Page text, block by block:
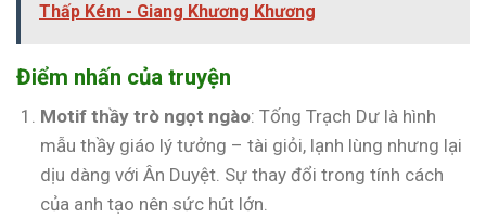
Thấp Kém - Giang Khương Khương
Điểm nhấn của truyện
Motif thầy trò ngọt ngào: Tống Trạch Dư là hình
mẫu thầy giáo lý tưởng – tài giỏi, lạnh lùng nhưng lại
dịu dàng với Ân Duyệt. Sự thay đổi trong tính cách
của anh tạo nên sức hút lớn.